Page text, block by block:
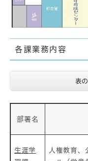
各課業務内容
表
部署名
生涯学
人権教育、